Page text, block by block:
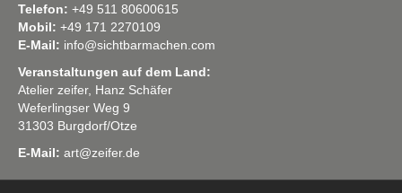
Telefon: +49 511 80600615
Mobil: +49 171 2270109
E-Mail: info@sichtbarmachen.com
Veranstaltungen auf dem Land:
Atelier zeifer, Hanz Schäfer
Weferlingser Weg 9
31303 Burgdorf/Otze
E-Mail: art@zeifer.de